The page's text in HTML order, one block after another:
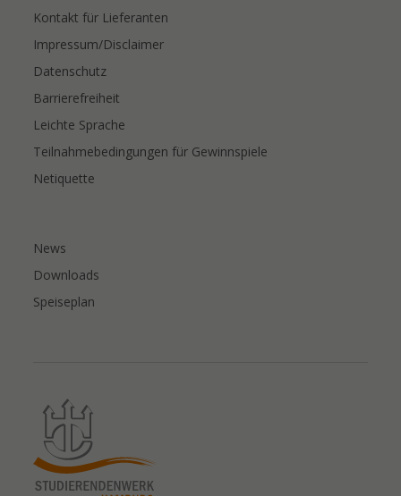
Kontakt für Lieferanten
Impressum/Disclaimer
Datenschutz
Barrierefreiheit
Leichte Sprache
Teilnahmebedingungen für Gewinnspiele
Netiquette
News
Downloads
Speiseplan